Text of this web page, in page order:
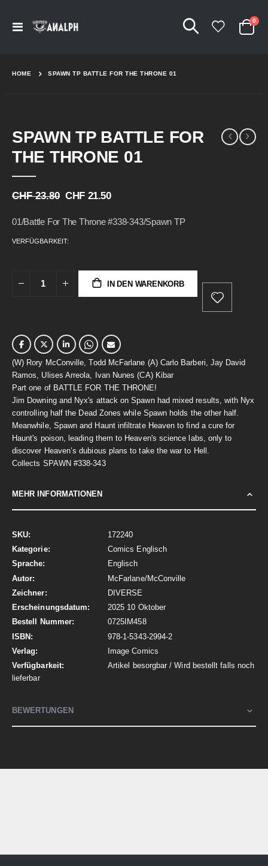
Navigation
Cart
0
HOME SPAWN TP BATTLE FOR THE THRONE 01
SPAWN TP BATTLE FOR
THE THRONE 01
CHF 23.80 CHF 21.50
01/Battle For The Throne #338-343/Spawn TP
VERFÜGBARKEIT:
IN DEN WARENKORB
(W) Rory McConville, Todd McFarlane (A) Carlo Barberi, Jay David
Ramos, Ulises Arreola, Ivan Nunes (CA) Kibar
Part one of BATTLE FOR THE THRONE!
Jim Downing and Nyx's attack on Spawn had mixed results, with Nyx
controlling half the Dead Zones while Spawn holds the other half.
Meanwhile, Spawn and Haunt infiltrate Heaven to find a cure for
Haunt's poison, leading them to Heaven's science labs, only to
discover Heaven’s dubious plans to take the war to Hell.
Collects SPAWN #338-343
MEHR INFORMATIONEN
Mehr
Informationen
172240
Comics Englisch
Englisch
McFarlane/McConville
DIVERSE
2025 10 Oktober
0725IM458
978-1-5343-2994-2
Image Comics
Artikel besorgbar / Wird bestellt falls noch
lieferbar
BEWERTUNGEN
to
the
images
to
the
beginning
images